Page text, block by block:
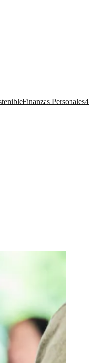
Finanzas Personales4